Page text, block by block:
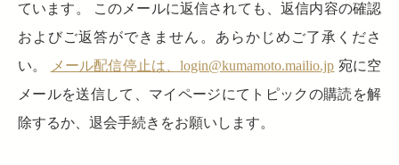
ています。 このメールに返信されても、返信内容の確認
およびご返答ができません。あらかじめご了承くださ
い。
メール配信停止は、login@kumamoto.mailio.jp 宛に空
メールを送信して、マイページにてトピックの購読を解
除するか、退会手続きをお願いします。